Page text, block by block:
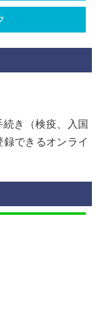
き（検疫、入国
できるオンライ